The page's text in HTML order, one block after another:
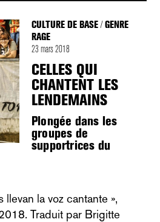
CULTURE DE BASE/GENRE
RAGE
23 mars 2018
CELLES QUI
CHANTENT LES
LENDEMAINS
Plongée dans les
groupes de
supportrices du
Traduit par Brigitte